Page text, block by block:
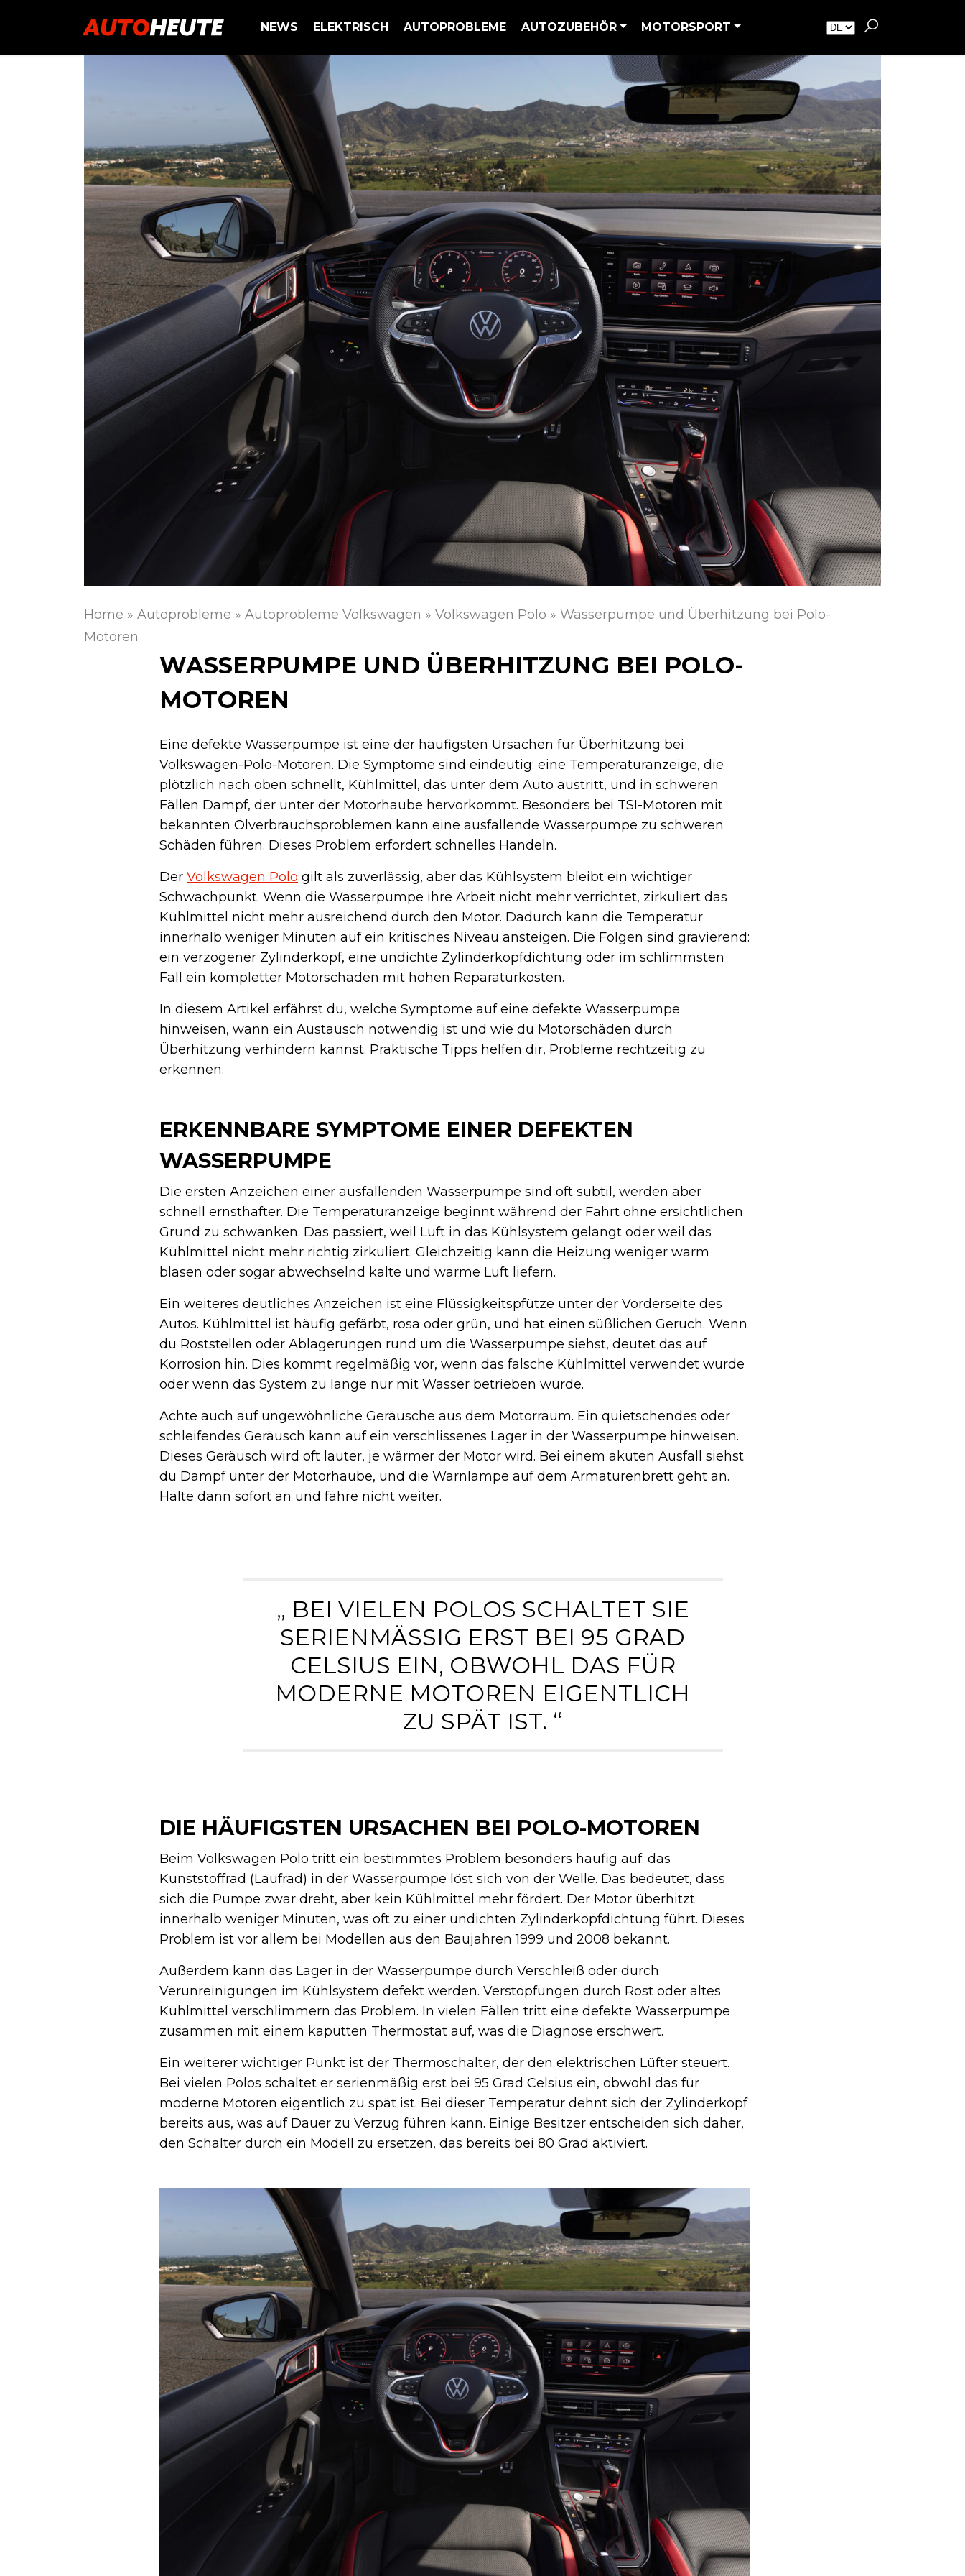
NEWS ELEKTRISCH AUTOPROBLEME AUTOZUBEHÖR MOTORSPORT
Home » Autoprobleme » Autoprobleme Volkswagen » Volkswagen Polo » Wasserpumpe und Überhitzung bei Polo-
Motoren
WASSERPUMPE UND ÜBERHITZUNG BEI POLO-
MOTOREN
Eine defekte Wasserpumpe ist eine der häufigsten Ursachen für Überhitzung bei
Volkswagen-Polo-Motoren. Die Symptome sind eindeutig: eine Temperaturanzeige, die
plötzlich nach oben schnellt, Kühlmittel, das unter dem Auto austritt, und in schweren
Fällen Dampf, der unter der Motorhaube hervorkommt. Besonders bei TSI-Motoren mit
bekannten Ölverbrauchsproblemen kann eine ausfallende Wasserpumpe zu schweren
Schäden führen. Dieses Problem erfordert schnelles Handeln.
Der Volkswagen Polo gilt als zuverlässig, aber das Kühlsystem bleibt ein wichtiger
Schwachpunkt. Wenn die Wasserpumpe ihre Arbeit nicht mehr verrichtet, zirkuliert das
Kühlmittel nicht mehr ausreichend durch den Motor. Dadurch kann die Temperatur
innerhalb weniger Minuten auf ein kritisches Niveau ansteigen. Die Folgen sind gravierend:
ein verzogener Zylinderkopf, eine undichte Zylinderkopfdichtung oder im schlimmsten
Fall ein kompletter Motorschaden mit hohen Reparaturkosten.
In diesem Artikel erfährst du, welche Symptome auf eine defekte Wasserpumpe
hinweisen, wann ein Austausch notwendig ist und wie du Motorschäden durch
Überhitzung verhindern kannst. Praktische Tipps helfen dir, Probleme rechtzeitig zu
erkennen.
ERKENNBARE SYMPTOME EINER DEFEKTEN
WASSERPUMPE
Die ersten Anzeichen einer ausfallenden Wasserpumpe sind oft subtil, werden aber
schnell ernsthafter. Die Temperaturanzeige beginnt während der Fahrt ohne ersichtlichen
Grund zu schwanken. Das passiert, weil Luft in das Kühlsystem gelangt oder weil das
Kühlmittel nicht mehr richtig zirkuliert. Gleichzeitig kann die Heizung weniger warm
blasen oder sogar abwechselnd kalte und warme Luft liefern.
Ein weiteres deutliches Anzeichen ist eine Flüssigkeitspfütze unter der Vorderseite des
Autos. Kühlmittel ist häufig gefärbt, rosa oder grün, und hat einen süßlichen Geruch. Wenn
du Roststellen oder Ablagerungen rund um die Wasserpumpe siehst, deutet das auf
Korrosion hin. Dies kommt regelmäßig vor, wenn das falsche Kühlmittel verwendet wurde
oder wenn das System zu lange nur mit Wasser betrieben wurde.
Achte auch auf ungewöhnliche Geräusche aus dem Motorraum. Ein quietschendes oder
schleifendes Geräusch kann auf ein verschlissenes Lager in der Wasserpumpe hinweisen.
Dieses Geräusch wird oft lauter, je wärmer der Motor wird. Bei einem akuten Ausfall siehst
du Dampf unter der Motorhaube, und die Warnlampe auf dem Armaturenbrett geht an.
Halte dann sofort an und fahre nicht weiter.
„ BEI VIELEN POLOS SCHALTET SIE
SERIENMÄSSIG ERST BEI 95 GRAD C
ELSIUS EIN, OBWOHL DAS FÜR M
ODERNE MOTOREN EIGENTLICH Z
U SPÄT IST. “
DIE HÄUFIGSTEN URSACHEN BEI POLO-MOTOREN
Beim Volkswagen Polo tritt ein bestimmtes Problem besonders häufig auf: das
Kunststoffrad (Laufrad) in der Wasserpumpe löst sich von der Welle. Das bedeutet, dass
sich die Pumpe zwar dreht, aber kein Kühlmittel mehr fördert. Der Motor überhitzt
innerhalb weniger Minuten, was oft zu einer undichten Zylinderkopfdichtung führt. Dieses
Problem ist vor allem bei Modellen aus den Baujahren 1999 und 2008 bekannt.
Außerdem kann das Lager in der Wasserpumpe durch Verschleiß oder durch
Verunreinigungen im Kühlsystem defekt werden. Verstopfungen durch Rost oder altes
Kühlmittel verschlimmern das Problem. In vielen Fällen tritt eine defekte Wasserpumpe
zusammen mit einem kaputten Thermostat auf, was die Diagnose erschwert.
Ein weiterer wichtiger Punkt ist der Thermoschalter, der den elektrischen Lüfter steuert.
Bei vielen Polos schaltet er serienmäßig erst bei 95 Grad Celsius ein, obwohl das für
moderne Motoren eigentlich zu spät ist. Bei dieser Temperatur dehnt sich der Zylinderkopf
bereits aus, was auf Dauer zu Verzug führen kann. Einige Besitzer entscheiden sich daher,
den Schalter durch ein Modell zu ersetzen, das bereits bei 80 Grad aktiviert.